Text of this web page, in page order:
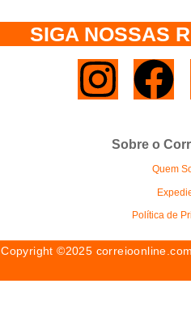
SIGA NOSSAS
Sobre o
Quem
Política de
Copyright ©2025